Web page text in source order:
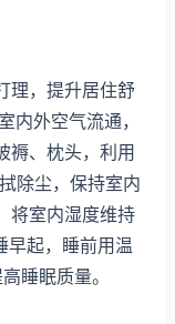
理，提升居住舒
外空气流通，
褥、枕头，利用
除尘，保持室内
将室内湿度维持
早起，睡前用温
睡眠质量。